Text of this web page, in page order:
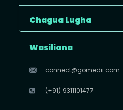
Chagua Lugha
Wasiliana
connect@gomedii.com
(+91) 9311101477